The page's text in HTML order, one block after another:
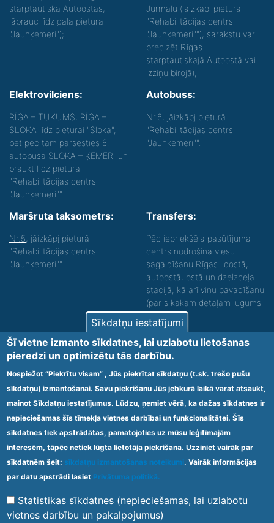
starptautiskā Autoostas,
jābrauc līdz gala pietura
"Jaunķemeri");
Jūrmalu (jāizkāpj pieturā
"Rehabilitācijas centrs
"Jaunķemeri""), sarakstu var
precizēt Rīgas
starptautiskajā Autoostā vai
izziņu birojā);
Elektrovilciens:
RĪGA – TUKUMS, RĪGA –
SLOKA līdz pieturai "Sloka",
bet pēc tam pārsēsties 6.
autobusā SLOKA – ĶEMERI un
braukt līdz pieturai
"Rehabilitācijas centrs
"Jaunķemeri"".
Autobuss:
Nr.6 , jāizkāpj pieturā
"Rehabilitācijas centrs
"Jaunķemeri"".
Maršruta taksometrs:
Nr.5 , jāizkāpj pieturā
"Rehabilitācijas centrs
"Jaunķemeri""
Transfers:
Pēc iepriekšēja pasūtījuma
centrs nodrošina viesu
sagaidīšanu Rīgas lidostā,
autoostā, ostā un dzelzceļa
stacijā, kā arī viņu pavadīšanu
(par sīkākām detaļām lūgums
zvanīt).
Nodrošinām vides piekļūstamību personām ar
funkcionāliem traucējumiem! SIA „Sanare-KRC
Jaunķemeri”, Kolkas ielā 20, Jūrmalā ir nodrošināta vides
piekļūstamība personām ar funkcionāliem traucējumiem,
tādejādi nodrošinot atbilstību Ministru kabineta
2009.gada 20.janvāra noteikumos Nr.60 „Noteikumi par
obligātajām prasībām ārstniecības iestādēm un to
struktūrvienībām” minētajām prasībām.
Ārstniecības iestādes kods 1300 – 64003
Footer
menu
Vietnes karte Noteikumi un privātuma politika
Sīkdatņu iestatījumi
Šī vietne izmanto sīkdatnes, lai uzlabotu lietošanas
pieredzi un optimizētu tās darbību.
Nospiežot “Piekrītu visam” , Jūs piekrītat sīkdatņu (t.sk. trešo pušu
sīkdatņu) izmantošanai. Savu piekrišanu Jūs jebkurā laikā varat atsaukt,
mainot Sīkdatņu iestatījumus. Lūdzu, ņemiet vērā, ka dažas sīkdatnes ir
nepieciešamas šīs tīmekļa vietnes darbībai un funkcionalitātei. Šīs
sīkdatnes tiek apstrādātas, pamatojoties uz mūsu leģitīmajām
interesēm, tāpēc netiek lūgta lietotāja piekrišana. Uzziniet vairāk par
sīkdatnēm šeit: sīkdatņu izmantošanas noteikumi. Vairāk informācijas
par datu apstrādi lasiet Privātuma politikā.
Statistikas sīkdatnes (nepieciešamas, lai uzlabotu
vietnes darbību un pakalpojumus)